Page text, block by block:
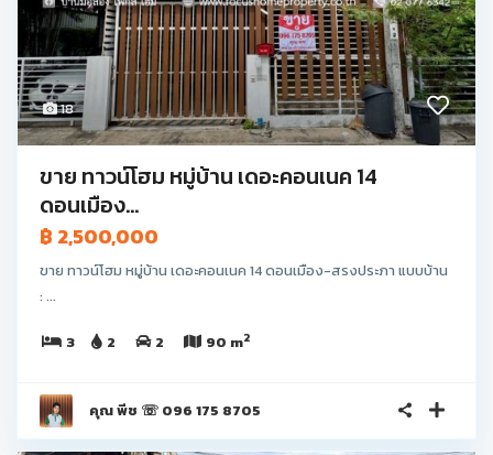
18
ขาย ทาวน์โฮม หมู่บ้าน เดอะคอนเนค 14
ดอนเมือง...
฿ 2,500,000
ขาย ทาวน์โฮม หมู่บ้าน เดอะคอนเนค 14 ดอนเมือง-สรงประภา แบบบ้าน
: ...
3 2 2 90 m2
คุณ พีช ☏ 096 175 8705